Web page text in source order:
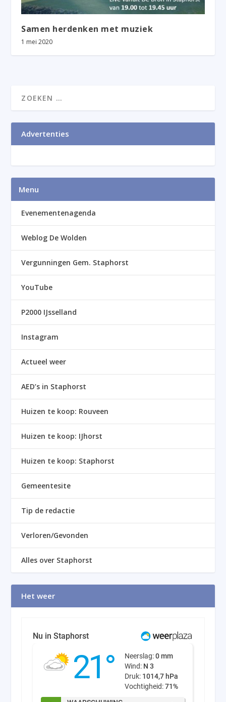
Samen herdenken met muziek
1 mei 2020
Advertenties
Menu
Evenementenagenda
Weblog De Wolden
Vergunningen Gem. Staphorst
YouTube
P2000 IJsselland
Instagram
Actueel weer
AED’s in Staphorst
Huizen te koop: Rouveen
Huizen te koop: IJhorst
Huizen te koop: Staphorst
Gemeentesite
Tip de redactie
Verloren/Gevonden
Alles over Staphorst
Het weer